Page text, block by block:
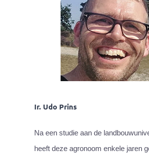
Ir. Udo Prins
Na een studie aan de
heeft deze agronoom enkele jaren